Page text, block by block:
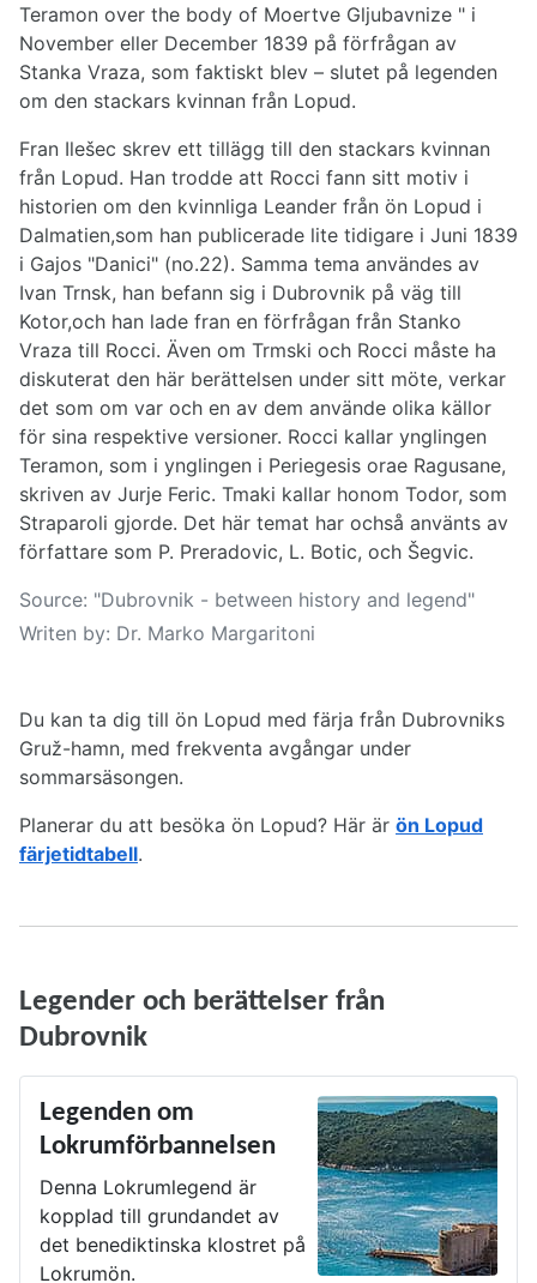
Teramon over the body of Moertve Gljubavnize " i
November eller December 1839 på förfrågan av
Stanka Vraza, som faktiskt blev – slutet på legenden
om den stackars kvinnan från Lopud.
Fran Ilešec skrev ett tillägg till den stackars kvinnan
från Lopud. Han trodde att Rocci fann sitt motiv i
historien om den kvinnliga Leander från ön Lopud i
Dalmatien,som han publicerade lite tidigare i Juni 1839
i Gajos "Danici" (no.22). Samma tema användes av
Ivan Trnsk, han befann sig i Dubrovnik på väg till
Kotor,och han lade fran en förfrågan från Stanko
Vraza till Rocci. Även om Trmski och Rocci måste ha
diskuterat den här berättelsen under sitt möte, verkar
det som om var och en av dem använde olika källor
för sina respektive versioner. Rocci kallar ynglingen
Teramon, som i ynglingen i Periegesis orae Ragusane,
skriven av Jurje Feric. Tmaki kallar honom Todor, som
Straparoli gjorde. Det här temat har ochså använts av
författare som P. Preradovic, L. Botic, och Šegvic.
Source: "Dubrovnik - between history and legend"
Writen by: Dr. Marko Margaritoni
Du kan ta dig till ön Lopud med färja från Dubrovniks
Gruž-hamn, med frekventa avgångar under
sommarsäsongen.
Planerar du att besöka ön Lopud? Här är ön Lopud
färjetidtabell.
Legender och berättelser från
Dubrovnik
Legenden om
Lokrumförbannelsen
Denna Lokrumlegend är
kopplad till grundandet av
det benediktinska klostret på
Lokrumön.